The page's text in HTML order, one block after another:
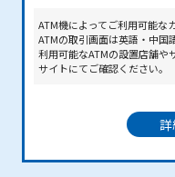
ATM機によってご利用可能な
ATMの取引画面は英語・中国
利用可能なATMの設置店舗や
サイトにてご確認ください。